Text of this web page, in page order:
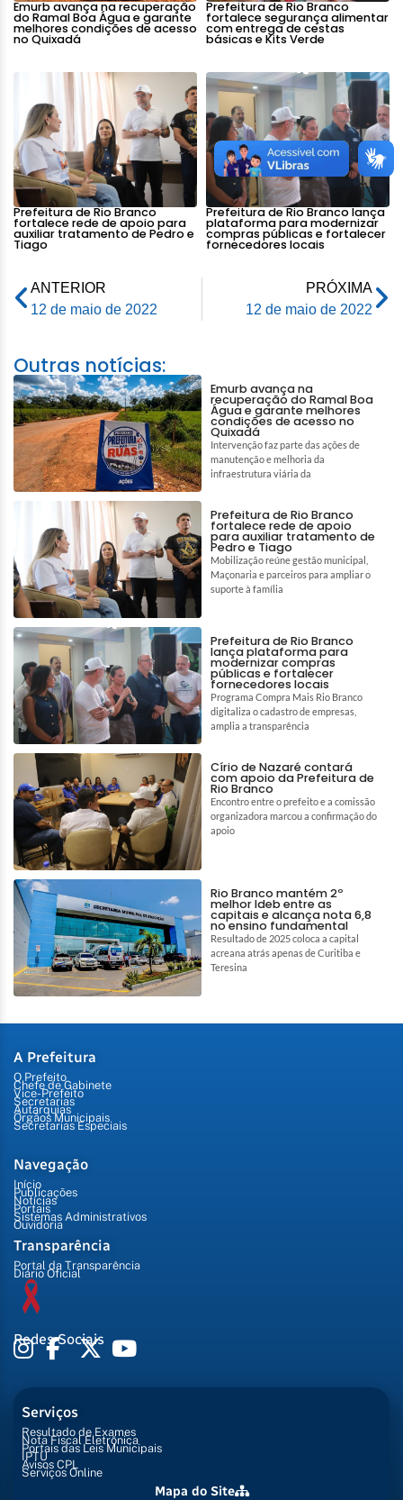
Emurb avança na recuperação
do Ramal Boa Água e garante
melhores condições de acesso
no Quixadá
Prefeitura de Rio Branco
fortalece segurança alimentar
com entrega de cestas
básicas e Kits Verde
Prefeitura de Rio Branco
fortalece rede de apoio para
auxiliar tratamento de Pedro e
Tiago
Prefeitura de Rio Branco lança
plataforma para modernizar
compras públicas e fortalecer
fornecedores locais
ANTERIOR
12 de maio de 2022
PRÓXIMA
12 de maio de 2022
Outras notícias:
Emurb avança na
recuperação do Ramal Boa
Água e garante melhores
condições de acesso no
Quixadá
Intervenção faz parte das ações de
manutenção e melhoria da
infraestrutura viária da
Prefeitura de Rio Branco
fortalece rede de apoio
para auxiliar tratamento de
Pedro e Tiago
Mobilização reúne gestão municipal,
Maçonaria e parceiros para ampliar o
suporte à família
Prefeitura de Rio Branco
lança plataforma para
modernizar compras
públicas e fortalecer
fornecedores locais
Programa Compra Mais Rio Branco
digitaliza o cadastro de empresas,
amplia a transparência
Círio de Nazaré contará
com apoio da Prefeitura de
Rio Branco
Encontro entre o prefeito e a comissão
organizadora marcou a confirmação do
apoio
Rio Branco mantém 2º
melhor Ideb entre as
capitais e alcança nota 6,8
no ensino fundamental
Resultado de 2025 coloca a capital
acreana atrás apenas de Curitiba e
Teresina
A Prefeitura
O Prefeito
Chefe de Gabinete
Vice-Prefeito
Secretarias
Autarquias
Órgãos Municipais
Secretarias Especiais
Navegação
Início
Publicações
Notícias
Portais
Sistemas Administrativos
Ouvidoria
Transparência
Portal da Transparência
Diário Oficial
Redes Sociais
Serviços
Resultado de Exames
Nota Fiscal Eletrônica
Portais das Leis Municipais
IPTU
Avisos CPL
Serviços Online
Mapa do Site